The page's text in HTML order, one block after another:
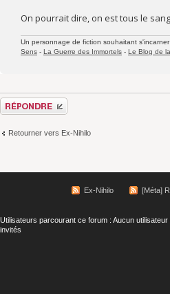
On pourrait dire, on est tous le
Un personnage de fiction souhaitant
Sens - La Guerre des Immortels - Le Blog de
Répondre
Retourner vers Ex-Nihilo
Ex-Nihilo [Méta]
Utilisateurs parcourant ce forum : Aucun
invités